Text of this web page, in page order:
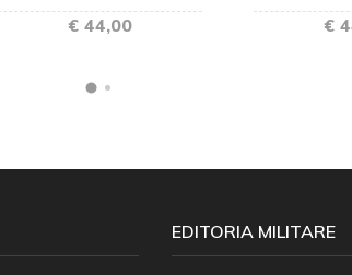
€ 44,00 €
EDITORIA MILITARE